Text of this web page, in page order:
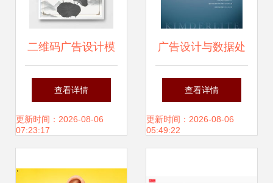
二维码广告设计模
板下载 精选素材与
熊猫办公软件开发
查看详情
更新时间：2026-08-06
07:23:17
广告设计与数据处
理服务的融合 数字
化时代的创新驱动
查看详情
更新时间：2026-08-06
05:49:22